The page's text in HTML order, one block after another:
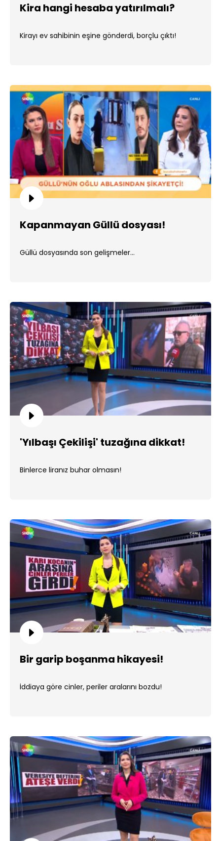
Kira hangi hesaba yatırılmalı?
Kirayı ev sahibinin eşine gönderdi, borçlu çıktı!
Kapanmayan Güllü dosyası!
Güllü dosyasında son gelişmeler...
'Yılbaşı Çekilişi' tuzağına dikkat!
Binlerce liranız buhar olmasın!
Bir garip boşanma hikayesi!
İddiaya göre cinler, periler aralarını bozdu!